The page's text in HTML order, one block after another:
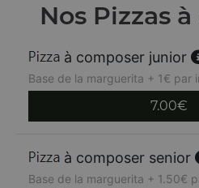
Nos Pizzas
à composer junior
Base de la marguerita + 1€ par
7.00€
à composer senior
Base de la marguerita + 1.50€